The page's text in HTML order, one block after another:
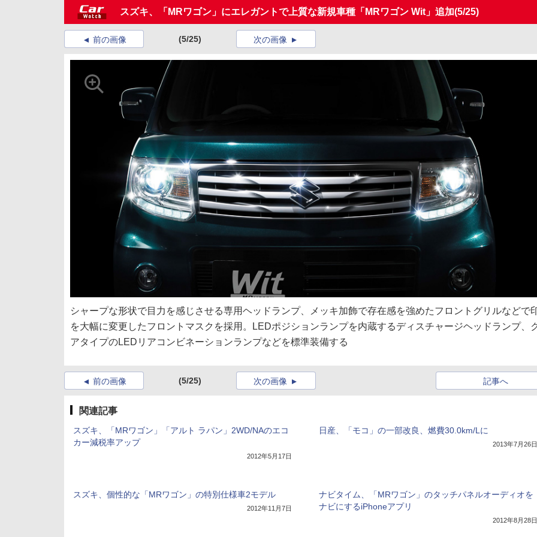
スズキ、「MRワゴン」にエレガントで上質な新規車種「MRワゴン Wit」追加(5/25)
前の画像 (5/25) 次の画像
シャープな形状で目力を感じさせる専用ヘッドランプ、メッキ加飾で存在感を強めたフロントグリルなどで
を大幅に変更したフロントマスクを採用。LEDポジションランプを内蔵するディスチャージヘッドランプ、
アタイプのLEDリアコンビネーションランプなどを標準装備する
前の画像 (5/25) 記事へ
次の画像
関連記事
スズキ、「MRワゴン」「アルト ラパン」2WD/NAのエコ
カー減税率アップ
2012年5月17日
日産、「モコ」の一部改良、燃費30.0km/Lに
2013年7月26日
スズキ、個性的な「MRワゴン」の特別仕様車2モデル
2012年11月7日
ナビタイム、「MRワゴン」のタッチパネルオーディオを
ナビにするiPhoneアプリ
2012年8月28日